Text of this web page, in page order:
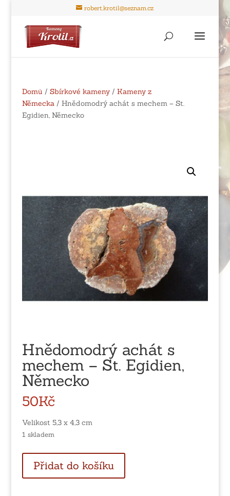
robert.krotil@seznam.cz
Domů / Sbírkové kameny/ Kameny z
Německa/ Hnědomodrý achát s mechem – St.
Egidien, Německo
Hnědomodrý achát s
mechem – St. Egidien,
Německo
50Kč
Velikost 5,3 x 4,3 cm
1 skladem
achát
s
Přidat do košíku